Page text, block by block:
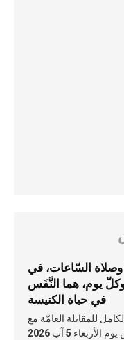
وصلاة السّاعات، في
يوم، هما النَّفَس
في حياة الكنيسة
للمقابلة العامّة مع
الأربعاء 5 آب 2026